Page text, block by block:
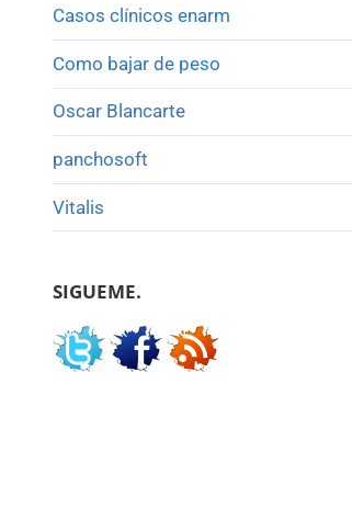
Casos clínicos enarm
Como bajar de peso
Oscar Blancarte
panchosoft
Vitalis
SIGUEME.